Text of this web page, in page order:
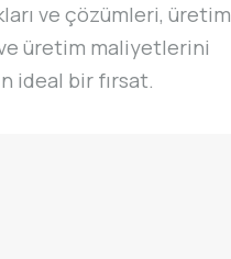
ve çözümleri, üretim
üretim maliyetlerini
ideal bir fırsat.